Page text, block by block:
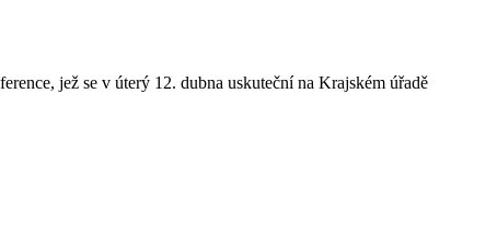
jež se v úterý 12. dubna uskuteční na Krajském úřadě